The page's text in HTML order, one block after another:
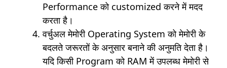
Performance को customized करने में मदद
करता है।
वर्चुअल मेमोरी Operating System को मेमोरी के
बदलते जरूरतों के अनुसार बनाने की अनुमति देता है।
यदि किसी Program को RAM में उपलब्ध मेमोरी से